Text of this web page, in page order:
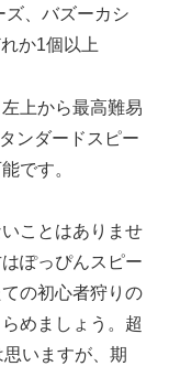
ズ、バズーカシ
か1個以上
上から最高難易
ンダードスピー
です。
ことはありませ
ぽっぴんスピー
の初心者狩りの
めましょう。超
いますが、期